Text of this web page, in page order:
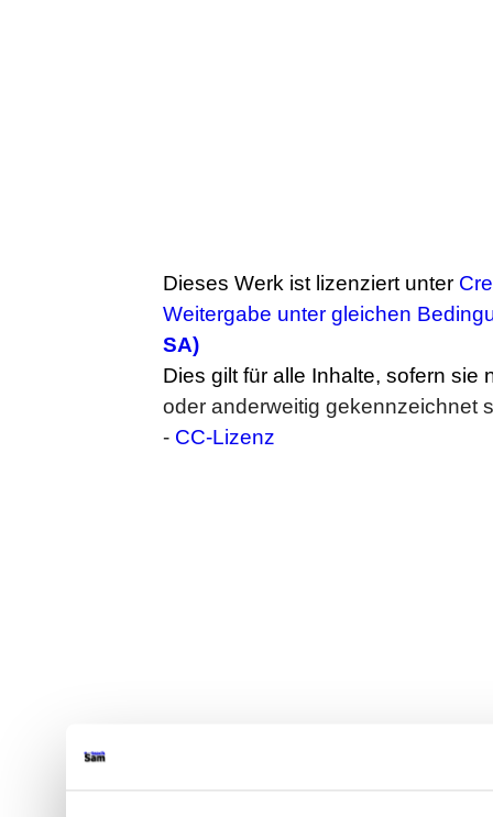
Dieses Werk ist lizenziert unter
Weitergabe unter gleichen
SA)
Dies gilt für alle Inhalte, sofern sie
oder anderweitig gekennzeichnet
- CC-Lizenz